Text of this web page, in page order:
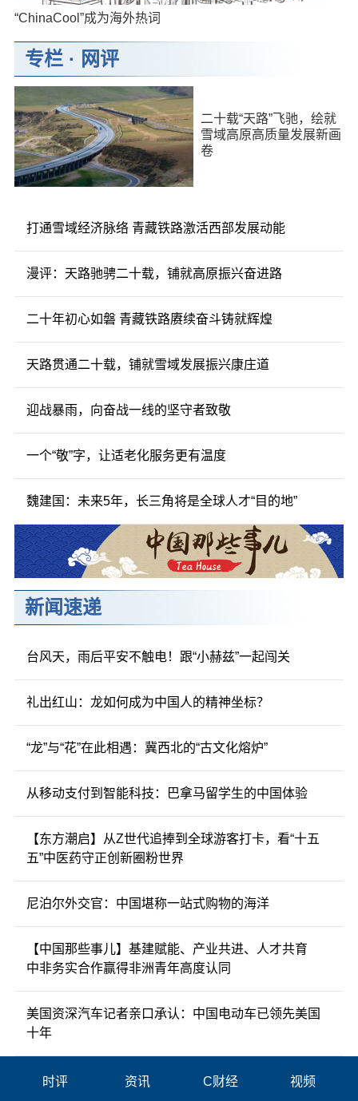
“ChinaCool”成为海外热词
专栏· 网评
二十载“天路”飞驰，绘就
雪域高原高质量发展新画
卷
打通雪域经济脉络 青藏铁路激活西部发展动能
漫评：天路驰骋二十载，铺就高原振兴奋进路
二十年初心如磐 青藏铁路赓续奋斗铸就辉煌
天路贯通二十载，铺就雪域发展振兴康庄道
迎战暴雨，向奋战一线的坚守者致敬
一个“敬”字，让适老化服务更有温度
魏建国：未来5年，长三角将是全球人才“目的地”
新闻速递
台风天，雨后平安不触电！跟“小赫兹”一起闯关
礼出红山：龙如何成为中国人的精神坐标？
“龙”与“花”在此相遇：冀西北的“古文化熔炉”
从移动支付到智能科技：巴拿马留学生的中国体验
【东方潮启】从Z世代追捧到全球游客打卡，看“十五
五”中医药守正创新圈粉世界
尼泊尔外交官：中国堪称一站式购物的海洋
【中国那些事儿】基建赋能、产业共进、人才共育
中非务实合作赢得非洲青年高度认同
美国资深汽车记者亲口承认：中国电动车已领先美国
十年
时评 资讯 C财经 视频